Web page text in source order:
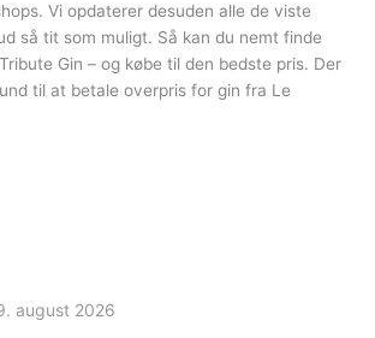
Vi opdaterer desuden alle de viste
så tit som muligt. Så kan du nemt finde
Gin – og købe til den bedste pris. Der
til at betale overpris for gin fra Le
august 2026